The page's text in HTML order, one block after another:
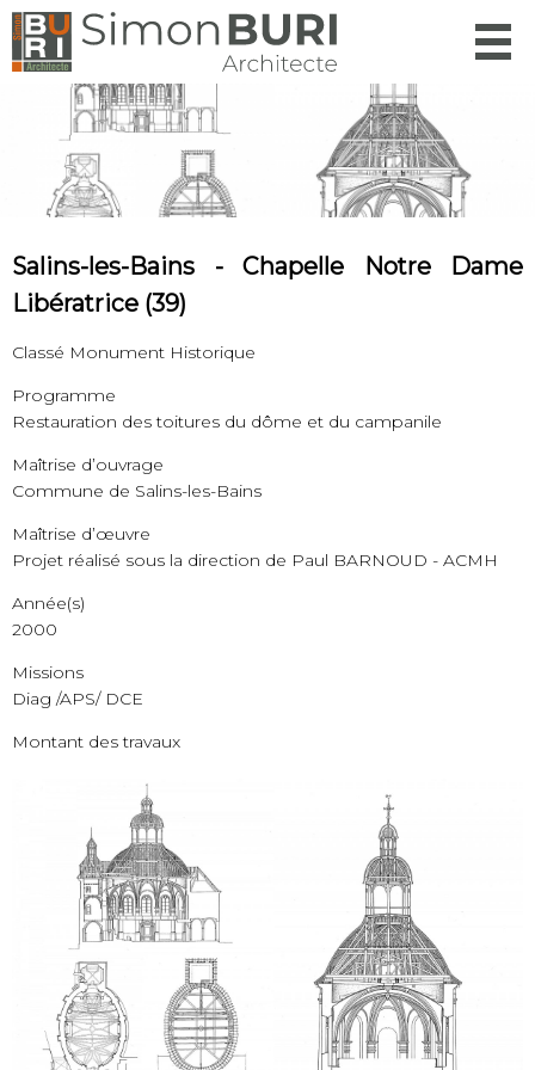
Salins-les-Bains - Chapelle Notre Dame
Libératrice (39)
Classé Monument Historique
Programme
Restauration des toitures du dôme et du campanile
Maîtrise d’ouvrage
Commune de Salins-les-Bains
Maîtrise d’œuvre
Projet réalisé sous la direction de Paul BARNOUD - ACMH
Année(s)
2000
Missions
Diag /APS/ DCE
Montant des travaux